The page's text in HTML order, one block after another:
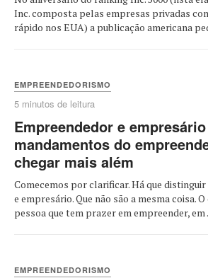
Inc. composta pelas empresas privadas
rápido nos EUA) a publicação americana
EMPREENDEDORISMO
5 minutos de leitura
Empreendedor e
mandamentos do
chegar mais além
Comecemos por clarificar. Há que
e empresário. Que não são a mesma coisa.
pessoa que tem prazer em empreender, em
EMPREENDEDORISMO